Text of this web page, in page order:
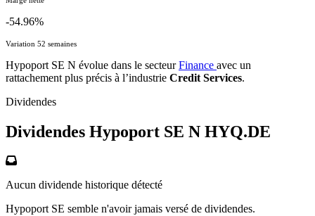
-54.96%
Variation 52 semaines
Hypoport SE N évolue dans le secteurFinance avec un
rattachement plus précis à l’industrie Credit Services.
Dividendes
Dividendes Hypoport SE N HYQ.DE
Aucun dividende historique détecté
Hypoport SE semble n'avoir jamais versé de dividendes.